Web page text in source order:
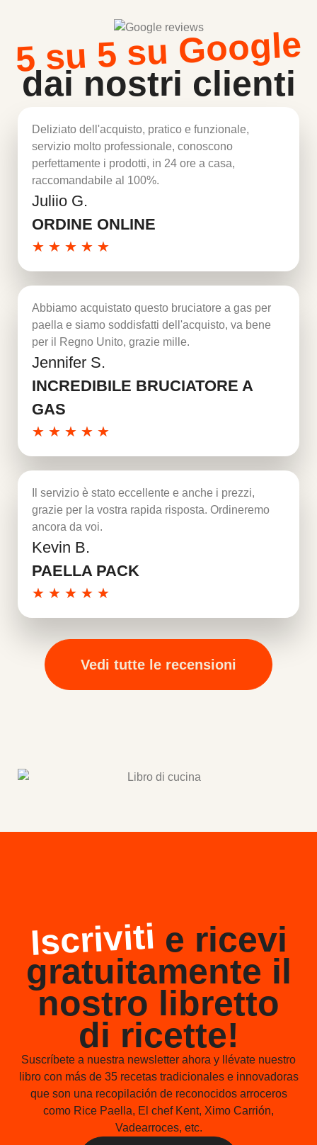
5 su 5 su Google
dai nostri clienti
Deliziato dell'acquisto, pratico e funzionale,
servizio molto professionale, conoscono
perfettamente i prodotti, in 24 ore a casa,
raccomandabile al 100%.
Juliio G.
ORDINE ONLINE
★ ★ ★ ★ ★
Abbiamo acquistato questo bruciatore a gas per
paella e siamo soddisfatti dell'acquisto, va bene
per il Regno Unito, grazie mille.
Jennifer S.
INCREDIBILE BRUCIATORE A
GAS
★ ★ ★ ★ ★
Il servizio è stato eccellente e anche i prezzi,
grazie per la vostra rapida risposta. Ordineremo
ancora da voi.
Kevin B.
PAELLA PACK
★ ★ ★ ★ ★
Vedi tutte le recensioni
Iscriviti e ricevi
gratuitamente il
nostro libretto
di ricette!
Suscríbete a nuestra newsletter ahora y llévate nuestro
libro con más de 35 recetas tradicionales e innovadoras
que son una recopilación de reconocidos arroceros
como Rice Paella, El chef Kent, Ximo Carrión,
Vadearroces, etc.